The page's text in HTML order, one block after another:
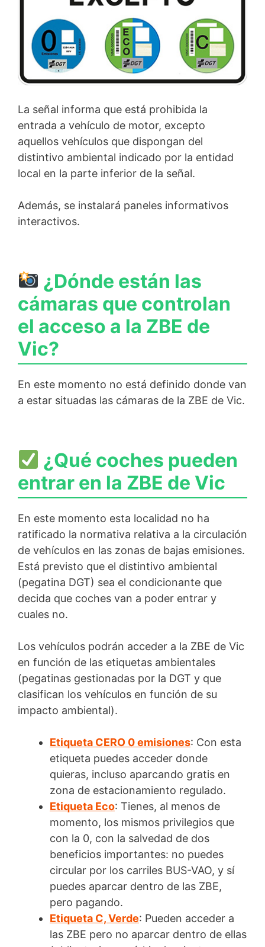
La señal informa que está prohibida la
entrada a vehículo de motor, excepto
aquellos vehículos que dispongan del
distintivo ambiental indicado por la entidad
local en la parte inferior de la señal.
Además, se instalará paneles informativos
interactivos.
¿Dónde están las
cámaras que controlan
el acceso a la ZBE de
Vic?
En este momento no está definido donde van
a estar situadas las cámaras de la ZBE de Vic.
¿Qué coches pueden
entrar en la ZBE de Vic
En este momento esta localidad no ha
ratificado la normativa relativa a la circulación
de vehículos en las zonas de bajas emisiones.
Está previsto que el distintivo ambiental
(pegatina DGT) sea el condicionante que
decida que coches van a poder entrar y
cuales no.
Los vehículos podrán acceder a la ZBE de Vic
en función de las etiquetas ambientales
(pegatinas gestionadas por la DGT y que
clasifican los vehículos en función de su
impacto ambiental).
Etiqueta CERO 0 emisiones: Con esta
etiqueta puedes acceder donde
quieras, incluso aparcando gratis en
zona de estacionamiento regulado.
Etiqueta Eco: Tienes, al menos de
momento, los mismos privilegios que
con la 0, con la salvedad de dos
beneficios importantes: no puedes
circular por los carriles BUS-VAO, y sí
puedes aparcar dentro de las ZBE,
pero pagando.
Etiqueta C, Verde: Pueden acceder a
las ZBE pero no aparcar dentro de ellas